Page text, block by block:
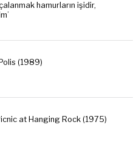
hamurların işidir,
(1989)
at Hanging Rock (1975)